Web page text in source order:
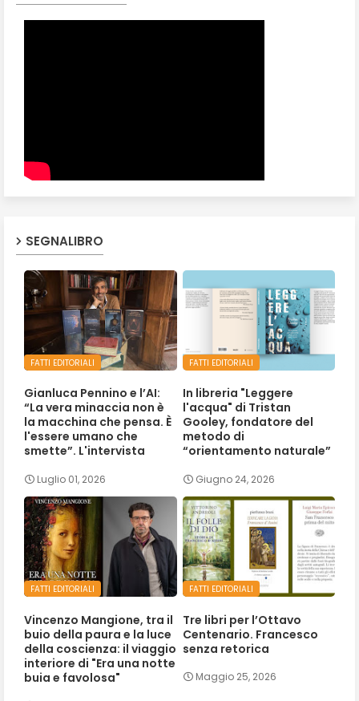
SEGNALIBRO
FATTI EDITORIALI
Gianluca Pennino e l’AI:
“La vera minaccia non è
la macchina che pensa. È
l'essere umano che
smette”. L'intervista
Luglio 01, 2026
FATTI EDITORIALI
In libreria "Leggere
l'acqua" di Tristan
Gooley, fondatore del
metodo di
“orientamento naturale”
Giugno 24, 2026
FATTI EDITORIALI
Vincenzo Mangione, tra il
buio della paura e la luce
della coscienza: il viaggio
interiore di "Era una notte
buia e favolosa"
FATTI EDITORIALI
Tre libri per l’Ottavo
Centenario. Francesco
senza retorica
Maggio 25, 2026